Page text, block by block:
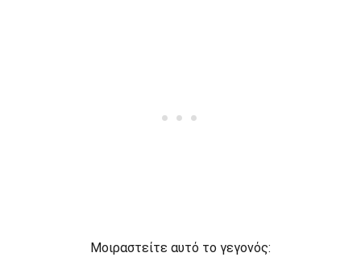
Μοιραστείτε αυτό το γεγονός: